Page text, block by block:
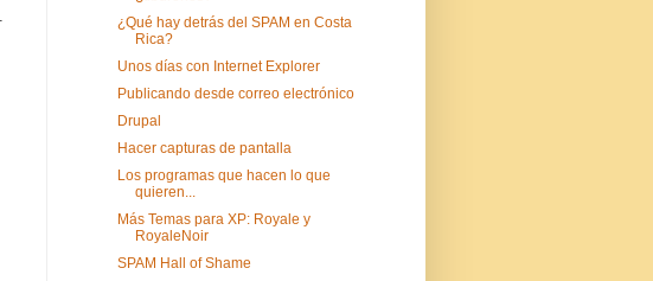
¿Qué hay detrás del SPAM en Costa
Rica?
Unos días con Internet Explorer
Publicando desde correo electrónico
Drupal
Hacer capturas de pantalla
Los programas que hacen lo que
quieren...
Más Temas para XP: Royale y
RoyaleNoir
SPAM Hall of Shame